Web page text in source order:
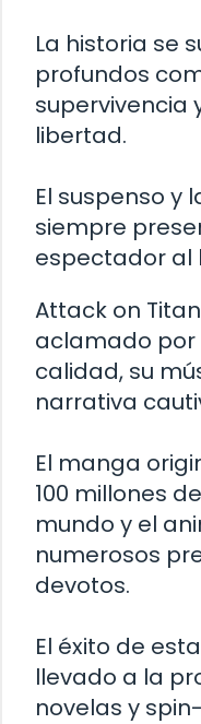
La historia se
profundos
supervivencia
libertad.
El suspenso y
siempre
espectador al
Attack on
aclamado por
calidad, su
narrativa
El manga
100 millones
mundo y el
numerosos
devotos.
El éxito de
llevado a la
novelas y